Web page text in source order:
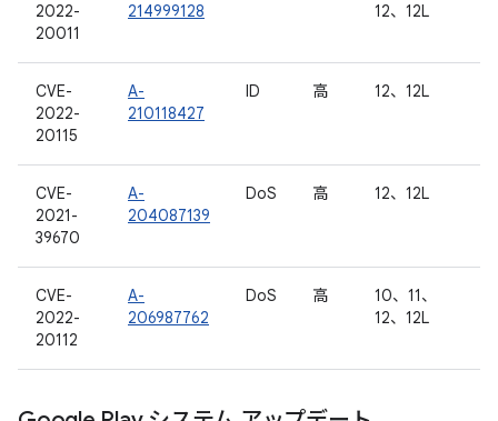
2022-
20011
214999128
12、12L
CVE-
2022-
20115
A-
210118427
ID 高 12、12L
CVE-
2021-
39670
A-
204087139
DoS 高 12、12L
CVE-
2022-
20112
A-
206987762
DoS 高
10、11、
12、12L